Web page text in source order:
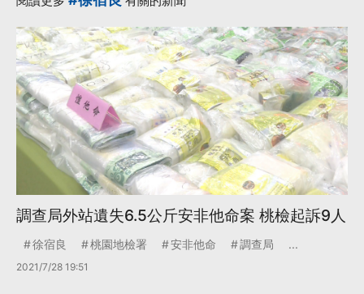
調查局外站遺失6.5公斤安非他命案 桃檢起訴9人
徐宿良 桃園地檢署 安非他命 調查局 ...
2021/7/28 19:51